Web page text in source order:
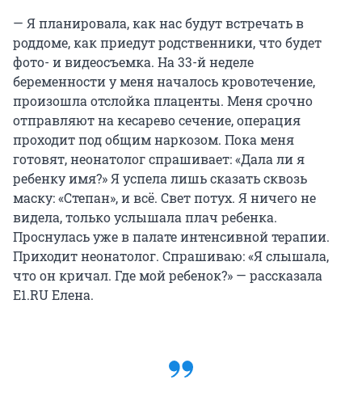
— Я планировала, как нас будут встречать в
роддоме, как приедут родственники, что будет
фото- и видеосъемка. На 33-й неделе
беременности у меня началось кровотечение,
произошла отслойка плаценты. Меня срочно
отправляют на кесарево сечение, операция
проходит под общим наркозом. Пока меня
готовят, неонатолог спрашивает: «Дала ли я
ребенку имя?» Я успела лишь сказать сквозь
маску: «Степан», и всё. Свет потух. Я ничего не
видела, только услышала плач ребенка.
Проснулась уже в палате интенсивной терапии.
Приходит неонатолог. Спрашиваю: «Я слышала,
что он кричал. Где мой ребенок?» — рассказала
E1.RU Елена.